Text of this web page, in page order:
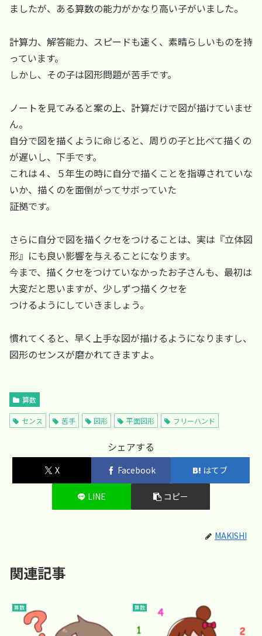
ましたが、ある算数の能力がかなり高い子がいました。
計算力、解答能力、スピードも速く、素晴らしいものを持
っています。
しかし、その子は図形問題が苦手です。
ノートを見てみると案の上、計算だけで図が描けていませ
ん。
自分で図を描くように命じると、周りの子と比べて描くの
が遅いし、下手です。
これは４、５年生の時に自分で描くことを指導されていな
いか、描くのを面倒がってサボっていた
証拠です。
さらに自分で図を描くクセをつけることは、実は『立体図
形』にも良い影響を与えることになります。
今まで、描くクセをつけていなかったお子さんも、最初は
大変だと思いますが、少しずつ描くクセを
つけるようにしていきましょう。
慣れてくると、早く上手な図が描けるようになりますし、
図形のセンスが磨かれてきますよ。
算数
センス 苦手 図形 平面図形 フリーハンド
シェアする
X Facebook はてブ
LINE コピー
MAKISHI
関連記事
算数 算数